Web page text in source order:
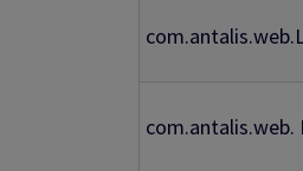
com.antalis.web.